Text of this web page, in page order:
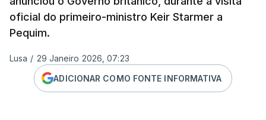
oficial do primeiro-ministro Keir Starmer a
Pequim.
Lusa / 29 Janeiro 2026, 07:23
ADICIONAR COMO FONTE INFORMATIVA